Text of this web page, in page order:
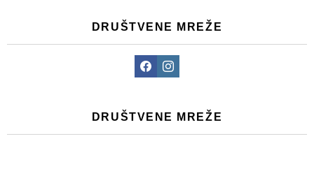
DRUŠTVENE MREŽE
FacebookInstagram
DRUŠTVENE MREŽE